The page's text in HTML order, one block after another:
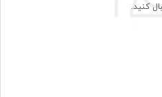
کنید.